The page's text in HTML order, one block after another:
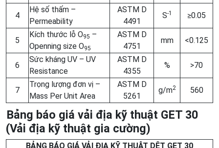
4
Hệ số thấm –
Permeability
ASTM D
4491
S-1 ≥0.05
5
Kích thước lỗ O95 –
Openning size O95
ASTM D
4751
mm <0.125
6
Sức kháng UV – UV
Resistance
ASTM D
4355
% >70
7
Trọng lượng đơn vị –
Mass Per Unit Area
ASTM D
5261
g/m2 560
Bảng báo giá vải địa kỹ thuật GET 30
(Vải địa kỹ thuật gia cường)
BẢNG BÁO GIÁ VẢI ĐỊA KỸ THUẬT DỆT GET 30